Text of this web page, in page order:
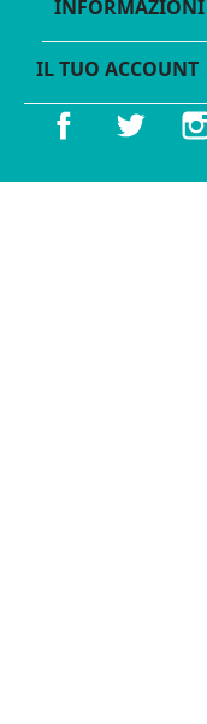
INFORMAZIONI
IL TUO ACCOUNT
Facebook Twitter